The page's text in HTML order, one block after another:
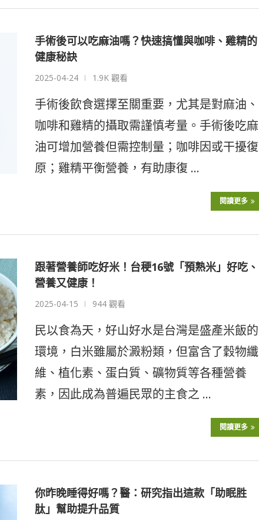
手術後可以吃麻油嗎？快速搞懂與咖啡、雞精的
健康秘訣
2025-04-24 1.9K 觀看
手術後飲食選擇至關重要，尤其是對麻油、
咖啡和雞精的攝取需謹慎考量。手術後吃麻
油可增加營養但需控制量；咖啡因或干擾復
原；雞精平衡營養，有助康復 …
閱讀更多
跟著營養師吃好米！台稉16號「預熟米」好吃、
營養又健康！
2025-04-15 944 觀看
民以食為天，好山好水是台灣是盛產米飯的
環境，白米雖屬於澱粉類，但富含了穀物纖
維、植化素、蛋白質、礦物質等各種營養
素，因此成為普遍民眾的主食之 …
閱讀更多
你昨晚睡得好嗎？醫：研究指出這款「助眠胜
肽」幫助提升品質